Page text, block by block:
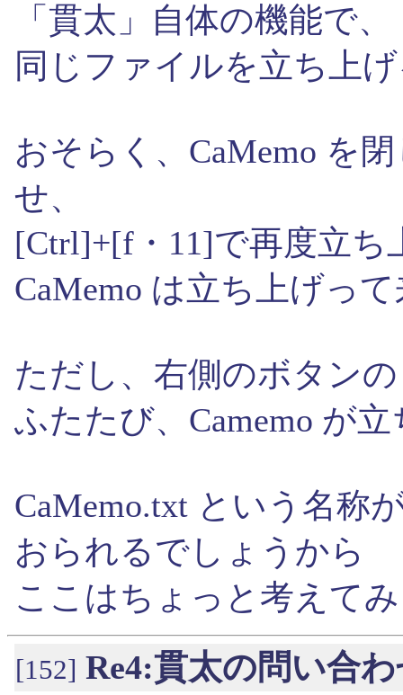
「貫太」自体の機能で、
同じファイルを立ち上
おそらく、CaMemo を
せ、
[Ctrl]+[f・11]で再度立ち
CaMemo は立ち上げっ
ただし、右側のボタン
ふたたび、Camemo が
CaMemo.txt という名称
おられるでしょうから
ここはちょっと考えて
[152] Re4:貫太の問い合